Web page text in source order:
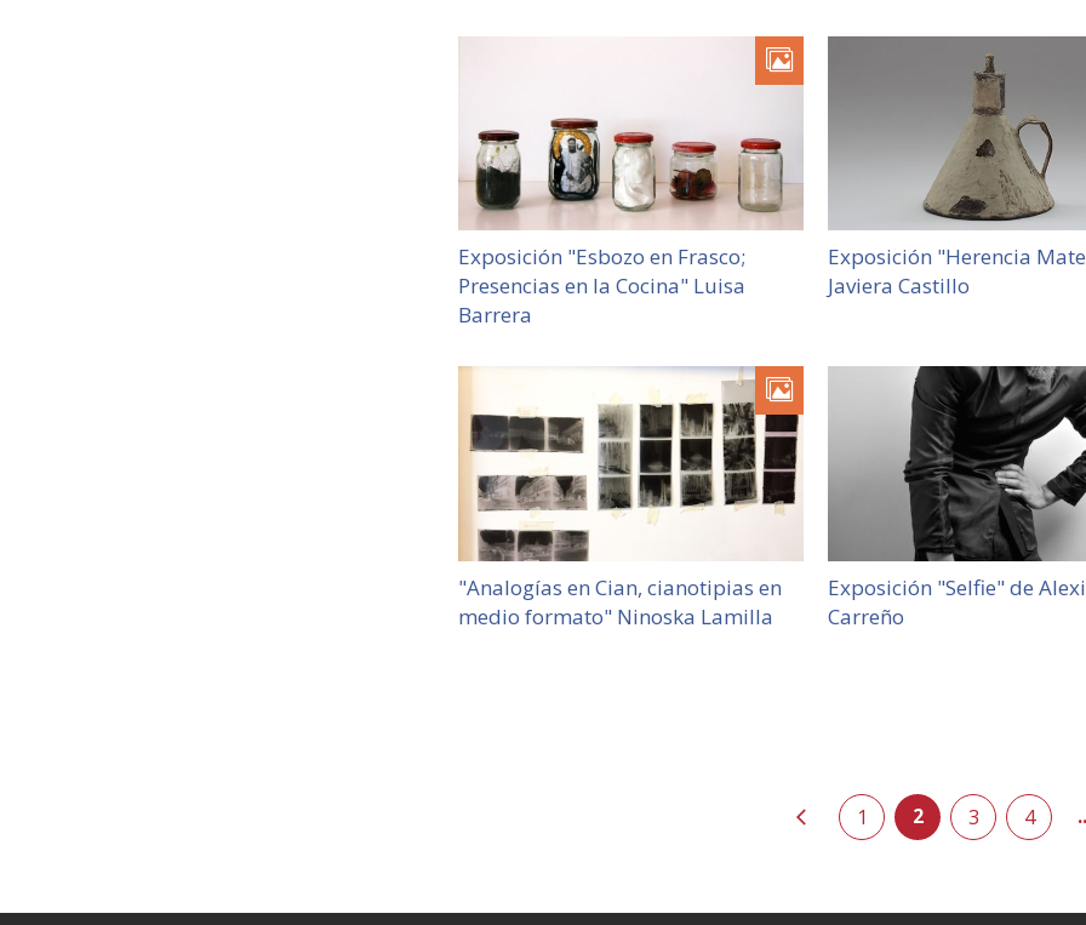
Exposición "Esbozo en Frasco;
Presencias en la Cocina" Luisa
Barrera
Exposición "Herencia
Javiera Castillo
"Analogías en Cian, cianotipias en
medio formato" Ninoska Lamilla
Exposición "Selfie" de
Carreño
1 2 3 4